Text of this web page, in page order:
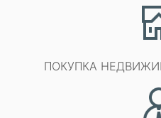
ПОКУПКА